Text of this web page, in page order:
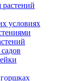
условиях